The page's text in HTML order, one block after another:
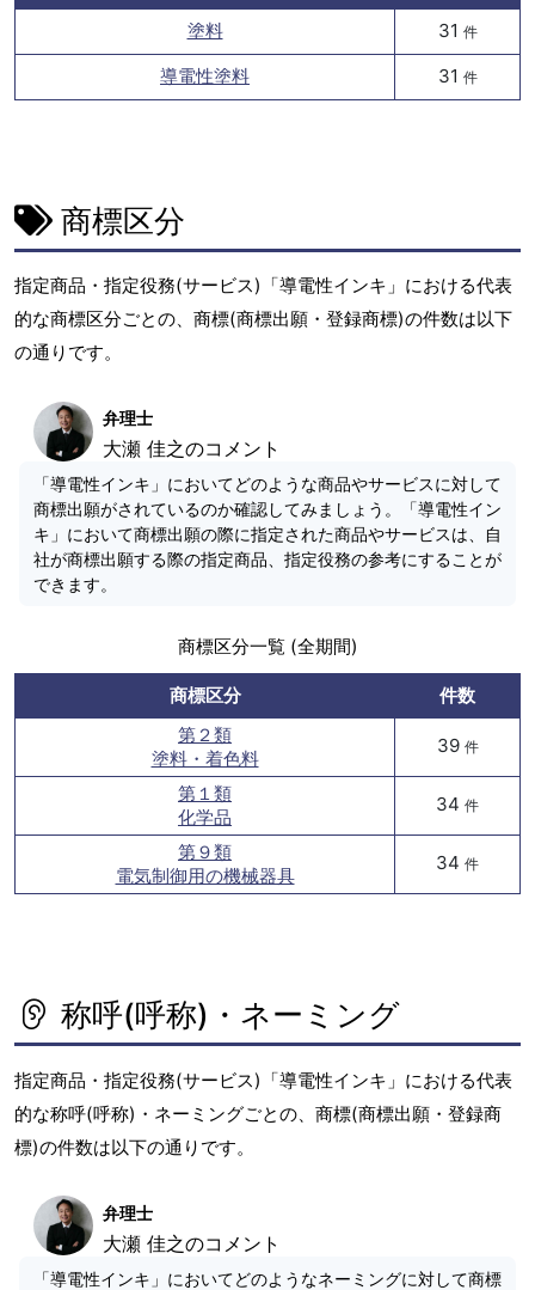
塗料 31 件
導電性塗料 31 件
商標区分
指定商品・指定役務(サービス)「導電性インキ」における代表
的な商標区分ごとの、商標(商標出願・登録商標)の件数は以下
の通りです。
弁理士
大瀬 佳之のコメント
「導電性インキ」においてどのような商品やサービスに対して
商標出願がされているのか確認してみましょう。「導電性イン
キ」において商標出願の際に指定された商品やサービスは、自
社が商標出願する際の指定商品、指定役務の参考にすることが
できます。
商標区分一覧 (全期間)
商標区分
件数
第２類
塗料・着色料
39 件
第１類
化学品
34 件
第９類
電気制御用の機械器具
34 件
称呼(呼称)・ネーミング
指定商品・指定役務(サービス)「導電性インキ」における代表
的な称呼(呼称)・ネーミングごとの、商標(商標出願・登録商
標)の件数は以下の通りです。
弁理士
大瀬 佳之のコメント
「導電性インキ」においてどのようなネーミングに対して商標